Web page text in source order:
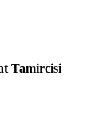
Tamircisi